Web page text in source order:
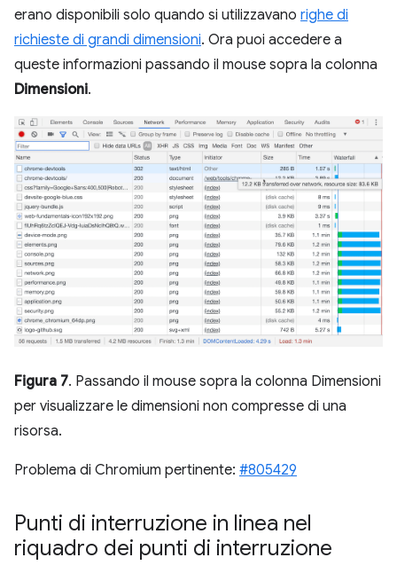
erano disponibili solo quando si utilizzavano righe di
richieste di grandi dimensioni. Ora puoi accedere a
queste informazioni passando il mouse sopra la colonna
Dimensioni.
Figura 7. Passando il mouse sopra la colonna Dimensioni
per visualizzare le dimensioni non compresse di una
risorsa.
Problema di Chromium pertinente: #805429
Punti di interruzione in linea nel
riquadro dei punti di interruzione